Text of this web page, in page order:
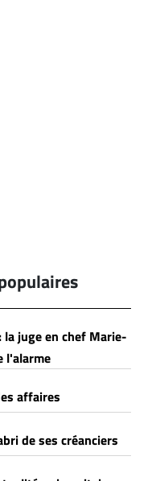
juge en chef Marie-
l'alarme
affaires
de ses créanciers